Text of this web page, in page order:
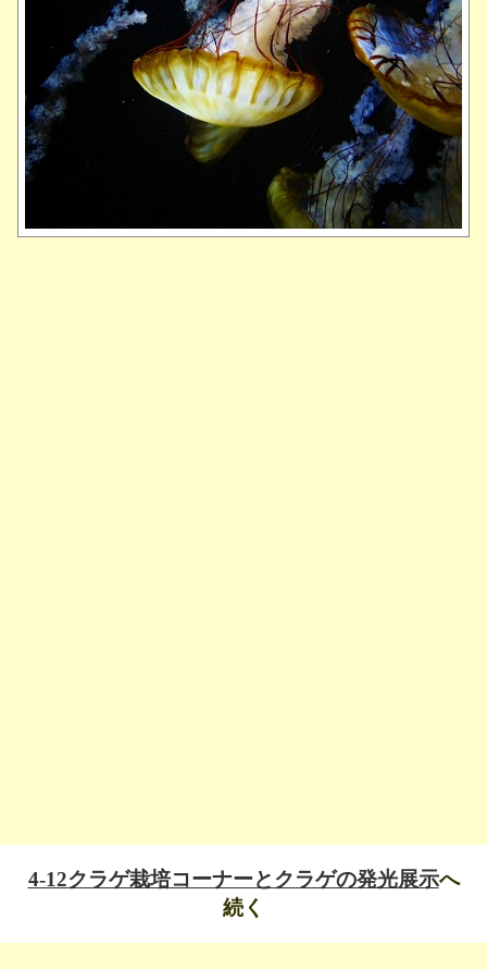
4-12クラゲ栽培コーナーとクラゲの発光展示へ
続く